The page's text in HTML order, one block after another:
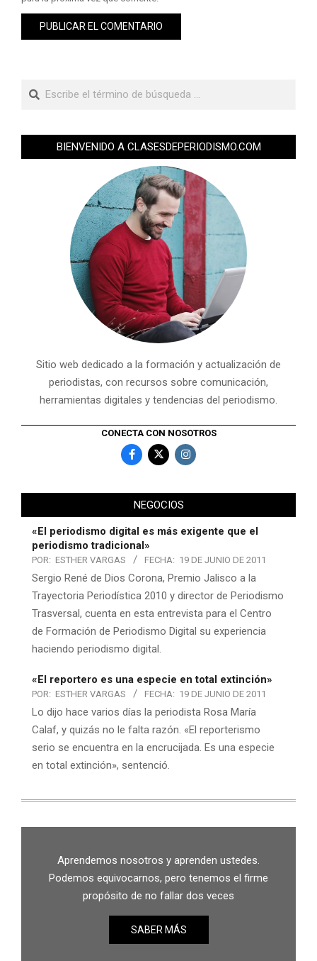
BIENVENIDO A CLASESDEPERIODISMO.COM
Sitio web dedicado a la formación y actualización de
periodistas, con recursos sobre comunicación,
herramientas digitales y tendencias del periodismo.
CONECTA CON NOSOTROS
NEGOCIOS
«El periodismo digital es más exigente que el
periodismo tradicional»
POR: ESTHER VARGAS FECHA: 19 DE JUNIO DE 2011
Sergio René de Dios Corona, Premio Jalisco a la
Trayectoria Periodística 2010 y director de Periodismo
Trasversal, cuenta en esta entrevista para el Centro
de Formación de Periodismo Digital su experiencia
haciendo periodismo digital.
«El reportero es una especie en total extinción»
POR: ESTHER VARGAS FECHA: 19 DE JUNIO DE 2011
Lo dijo hace varios días la periodista Rosa María
Calaf, y quizás no le falta razón. «El reporterismo
serio se encuentra en la encrucijada. Es una especie
en total extinción», sentenció.
Aprendemos nosotros y aprenden ustedes.
Podemos equivocarnos, pero tenemos el firme
propósito de no fallar dos veces
SABER MÁS